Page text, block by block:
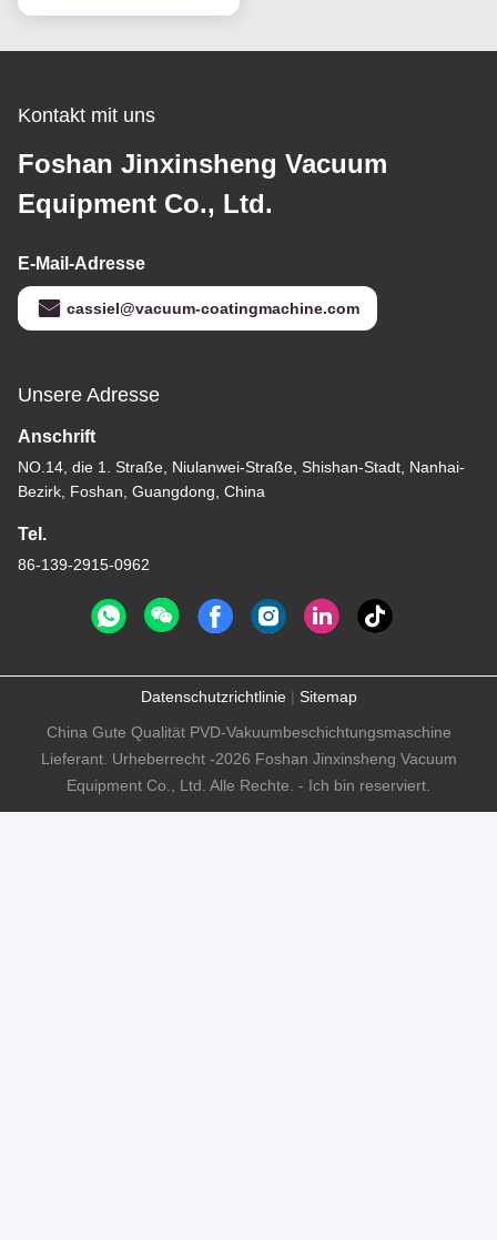
Geräte
Kontakt mit uns
Foshan Jinxinsheng Vacuum
Equipment Co., Ltd.
E-Mail-Adresse
cassiel@vacuum-coatingmachine.com
Unsere Adresse
Anschrift
NO.14, die 1. Straße, Niulanwei-Straße, Shishan-Stadt, Nanhai-
Bezirk, Foshan, Guangdong, China
Tel.
86-139-2915-0962
Datenschutzrichtlinie| Sitemap
China Gute Qualität PVD-Vakuumbeschichtungsmaschine
Lieferant. Urheberrecht -2026 Foshan Jinxinsheng Vacuum
Equipment Co., Ltd. Alle Rechte. - Ich bin reserviert.